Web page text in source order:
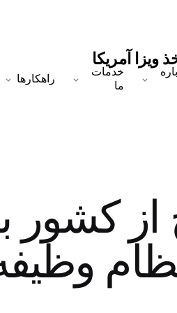
خدمات
ما
راهکارها
از کشور